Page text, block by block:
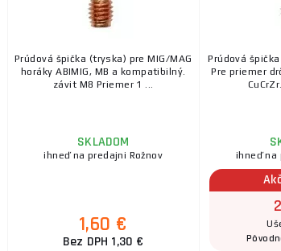
Prúdová špička (tryska) pre MIG/MAG
horáky ABIMIG, MB a kompatibilný.
závit M8 Priemer 1 ...
SKLADOM
ihneď na predajni Rožnov
1,60 €
Bez DPH 1,30 €
Prúdová
Pre priemer
ihneď na